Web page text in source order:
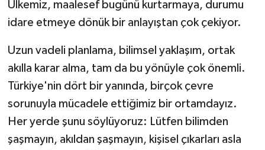
Ülkemiz, maalesef bugünü kurtarmaya, durumu
idare etmeye dönük bir anlayıştan çok çekiyor.
Uzun vadeli planlama, bilimsel yaklaşım, ortak
akılla karar alma, tam da bu yönüyle çok önemli.
Türkiye'nin dört bir yanında, birçok çevre
sorunuyla mücadele ettiğimiz bir ortamdayız.
Her yerde şunu söylüyoruz: Lütfen bilimden
şaşmayın, akıldan şaşmayın, kişisel çıkarları asla